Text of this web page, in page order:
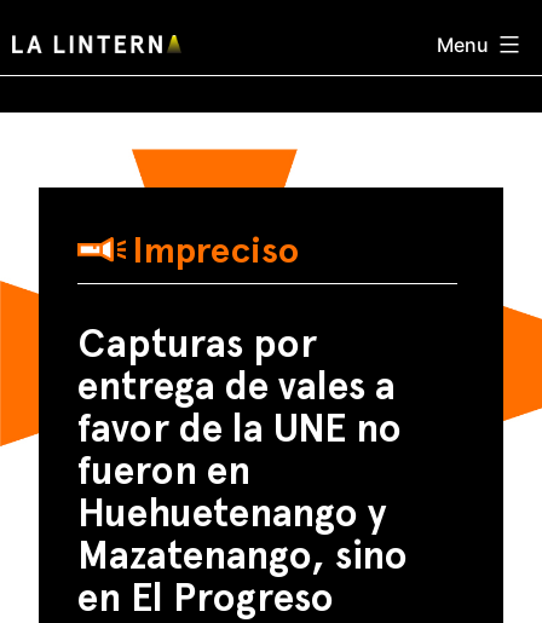
to
Menu
Impreciso
Capturas por
entrega de vales a
favor de la UNE no
fueron en
Huehuetenango y
Mazatenango, sino
en El Progreso